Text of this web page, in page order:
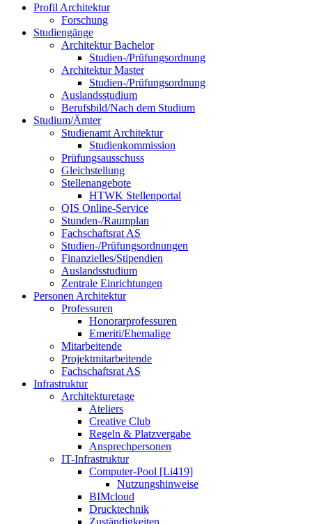
Profil Architektur
Forschung
Studiengänge
Architektur Bachelor
Studien-/Prüfungsordnung
Architektur Master
Studien-/Prüfungsordnung
Auslandsstudium
Berufsbild/Nach dem Studium
Studium/Ämter
Studienamt Architektur
Studienkommission
Prüfungsausschuss
Gleichstellung
Stellenangebote
HTWK Stellenportal
QIS Online-Service
Stunden-/Raumplan
Fachschaftsrat AS
Studien-/Prüfungsordnungen
Finanzielles/Stipendien
Auslandsstudium
Zentrale Einrichtungen
Personen Architektur
Professuren
Honorarprofessuren
Emeriti/Ehemalige
Mitarbeitende
Projektmitarbeitende
Fachschaftsrat AS
Infrastruktur
Architekturetage
Ateliers
Creative Club
Regeln & Platzvergabe
Ansprechpersonen
IT-Infrastruktur
Computer-Pool [Li419]
Nutzungshinweise
BIMcloud
Drucktechnik
Zuständigkeiten